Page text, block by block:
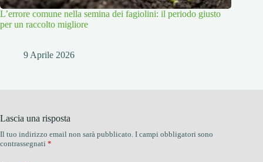
L’errore comune nella semina dei fagiolini: il periodo giusto
per un raccolto migliore
9 Aprile 2026
Lascia una risposta
Il tuo indirizzo email non sarà pubblicato. I campi obbligatori sono
contrassegnati *